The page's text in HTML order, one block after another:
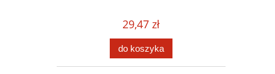
29,47 zł
do koszyka